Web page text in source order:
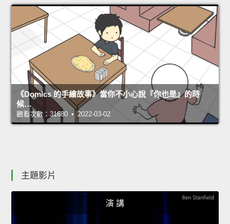
《Domics 的手繪故事》當你不小心說『你也是』的時
候…
觀看次數：31680 • 2022-03-02
主題影片
演 講